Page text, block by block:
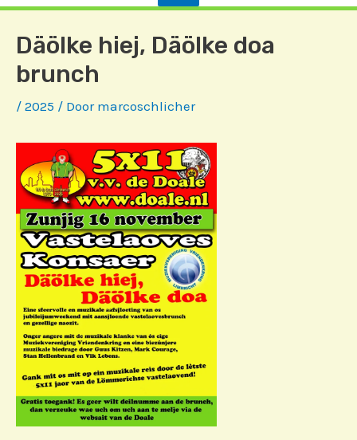
Däölke hiej, Däölke doa
brunch
/ 2025 / Door marcoschlicher